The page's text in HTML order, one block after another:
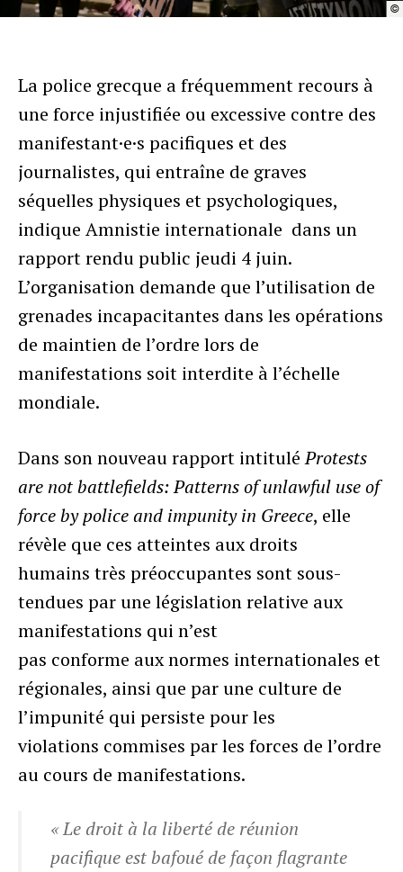
©
La police grecque a fréquemment recours à
une force injustifiée ou excessive contre des
manifestant·e·s pacifiques et des
journalistes, qui entraîne de graves
séquelles physiques et psychologiques,
indique Amnistie internationale dans un
rapport rendu public jeudi 4 juin.
L’organisation demande que l’utilisation de
grenades incapacitantes dans les opérations
de maintien de l’ordre lors de
manifestations soit interdite à l’échelle
mondiale.
Dans son nouveau rapport intituléProtests
are not battlefields: Patterns of unlawful use of
force by police and impunity in Greece, elle
révèle que ces atteintes aux droits
humains très préoccupantes sont sous-
tendues par une législation relative aux
manifestations qui n’est
pas conforme aux normes internationales et
régionales, ainsi que par une culture de
l’impunité qui persiste pour les
violations commises par les forces de l’ordre
au cours de manifestations.
« Le droit à la liberté de réunion
pacifique est bafoué de façon flagrante